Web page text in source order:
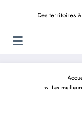
Des territoires
Les